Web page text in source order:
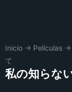
Inicio → Películas →
て
私の知らな